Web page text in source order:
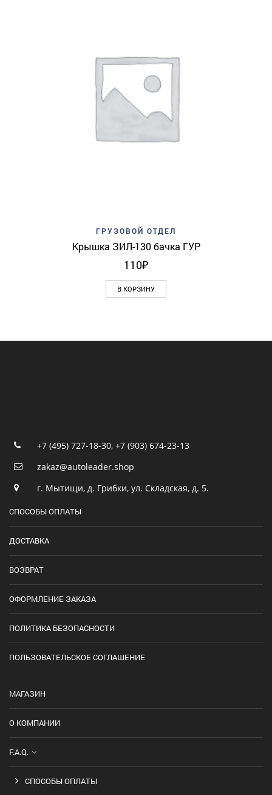
ГРУЗОВОЙ ОТДЕЛ
Крышка ЗИЛ-130 бачка ГУР
110₽
В КОРЗИНУ
+7 (495) 727-18-30, +7 (903) 674-23-13
zakaz@autoleader.shop
г. Мытищи, д. Грибки, ул. Складская, д. 5.
СПОСОБЫ ОПЛАТЫ
ДОСТАВКА
ВОЗВРАТ
ОФОРМЛЕНИЕ ЗАКАЗА
ПОЛИТИКА БЕЗОПАСНОСТИ
ПОЛЬЗОВАТЕЛЬСКОЕ СОГЛАШЕНИЕ
МАГАЗИН
О КОМПАНИИ
F.A.Q.
СПОСОБЫ ОПЛАТЫ